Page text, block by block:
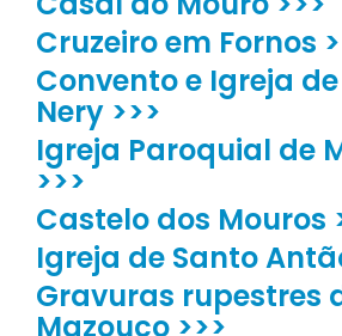
Cruzeiro em Fornos
Convento e Igreja
Nery >>>
Igreja Paroquial de
>>>
Castelo dos Mouros
Igreja de Santo
Gravuras rupestres
Mazouco >>>